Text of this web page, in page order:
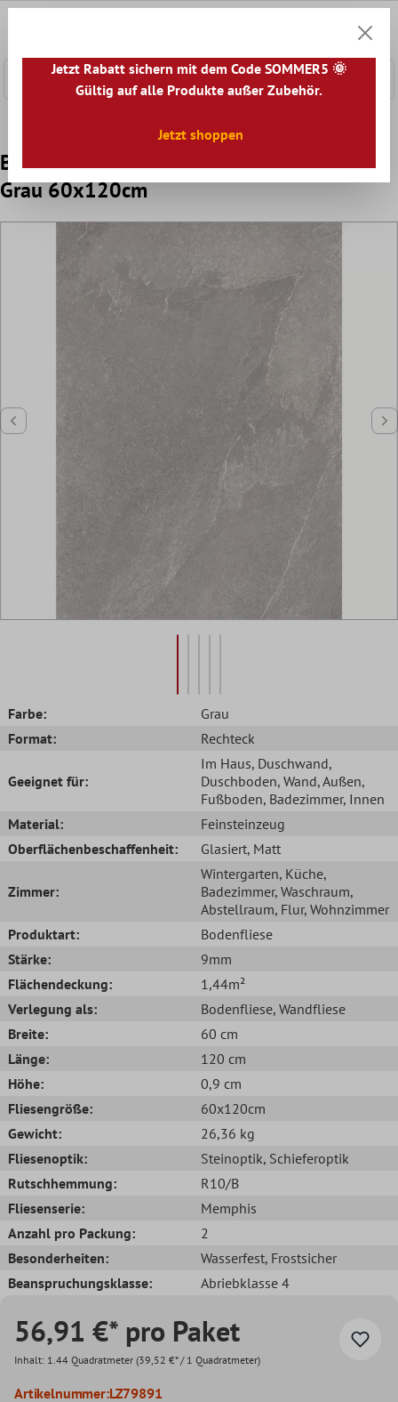
Bodenfliese Memphis Steinoptik R10/B
Grau 60x120cm
Farbe:
Grau
Format:
Rechteck
Geeignet für:
Im Haus, Duschwand,
Duschboden, Wand, Außen,
Fußboden, Badezimmer, Innen
Material:
Feinsteinzeug
Oberflächenbeschaffenheit:
Glasiert, Matt
Zimmer:
Wintergarten, Küche,
Badezimmer, Waschraum,
Abstellraum, Flur, Wohnzimmer
Produktart:
Bodenfliese
Stärke:
9mm
Flächendeckung:
1,44m²
Verlegung als:
Bodenfliese, Wandfliese
Breite:
60 cm
Länge:
120 cm
Höhe:
0,9 cm
Fliesengröße:
60x120cm
Gewicht:
26,36 kg
Fliesenoptik:
Steinoptik, Schieferoptik
Rutschhemmung:
R10/B
Fliesenserie:
Memphis
Anzahl pro Packung:
2
Besonderheiten:
Wasserfest, Frostsicher
Beanspruchungsklasse:
Abriebklasse 4
56,91 €* pro Paket
Inhalt: 1.44 Quadratmeter (39,52 €* / 1 Quadratmeter)
Artikelnummer:LZ79891
Jetzt Rabatt sichern mit dem Code SOMMER5 🌞
Gültig auf alle Produkte außer Zubehör.
Jetzt shoppen